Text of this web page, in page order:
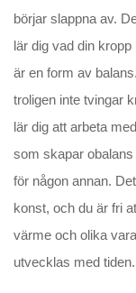
börjar slappna av.
lär dig vad din
är en form av
troligen inte tvingar
lär dig att arbeta
som skapar
för någon annan.
konst, och du är fri
värme och olika
utvecklas med tiden.